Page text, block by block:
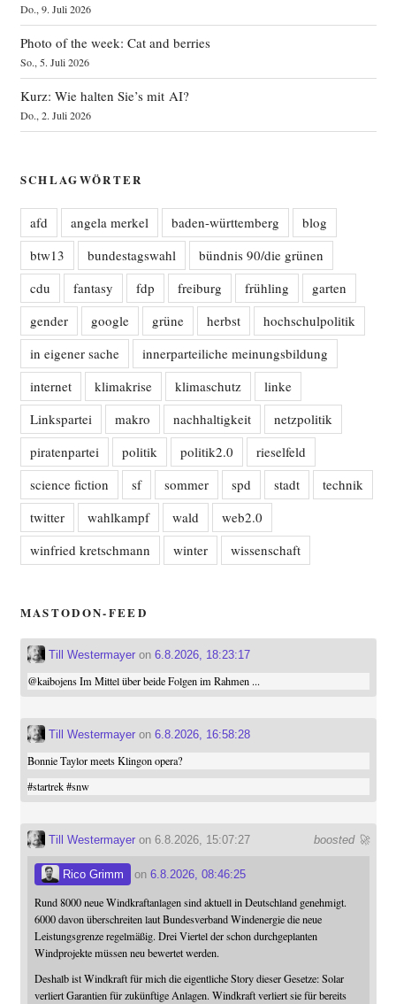
Do., 9. Juli 2026
Photo of the week: Cat and berries
So., 5. Juli 2026
Kurz: Wie halten Sie’s mit AI?
Do., 2. Juli 2026
SCHLAGWÖRTER
afd angela merkel baden-württemberg
blog
btw13
bundestagswahl
bündnis 90/die grünen
cdu
fantasy fdp freiburg frühling
garten
gender
google grüne herbst
hochschulpolitik
in eigener sache
innerparteiliche meinungsbildung
internet
klimakrise klimaschutz
linke
Linkspartei
makro nachhaltigkeit
netzpolitik
piratenpartei
politik politik2.0
rieselfeld
science fiction
sf sommer spd stadt
technik
twitter
wahlkampf wald
web2.0
winfried kretschmann
winter wissenschaft
MASTODON-FEED
Till Westermayeron 6.8.2026, 18:23:17
@kaibojensIm Mittel über beide Folgen im Rahmen ...
Till Westermayeron 6.8.2026, 16:58:28
Bonnie Taylor meets Klingon opera?
#startrek #snw
boosted 🚀
Till Westermayeron 6.8.2026, 15:07:27
Rico Grimm on 6.8.2026, 08:46:25
Rund 8000 neue Windkraftanlagen sind aktuell in Deutschland genehmigt.
6000 davon überschreiten laut Bundesverband Windenergie die neue
Leistungsgrenze regelmäßig. Drei Viertel der schon durchgeplanten
Windprojekte müssen neu bewertet werden.
Deshalb ist Windkraft für mich die eigentliche Story dieser Gesetze: Solar
verliert Garantien für zukünftige Anlagen. Windkraft verliert sie für bereits